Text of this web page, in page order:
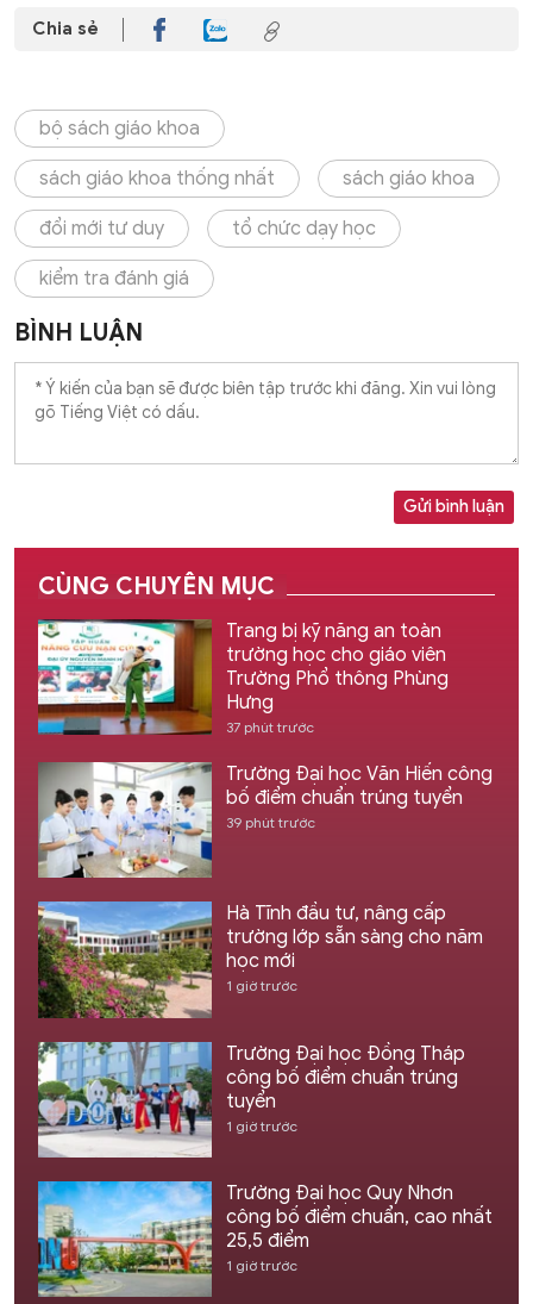
Chia sẻ
bộ sách giáo khoa
sách giáo khoa thống nhất sách giáo khoa
đổi mới tư duy tổ chức dạy học
kiểm tra đánh giá
BÌNH LUẬN
Gửi bình luận
CÙNG CHUYÊN MỤC
Trang bị kỹ năng an toàn
trường học cho giáo viên
Trường Phổ thông Phùng
Hưng
37 phút trước
Trường Đại học Văn Hiến công
bố điểm chuẩn trúng tuyển
39 phút trước
Hà Tĩnh đầu tư, nâng cấp
trường lớp sẵn sàng cho năm
học mới
1 giờ trước
Trường Đại học Đồng Tháp
công bố điểm chuẩn trúng
tuyển
1 giờ trước
Trường Đại học Quy Nhơn
công bố điểm chuẩn, cao nhất
25,5 điểm
1 giờ trước